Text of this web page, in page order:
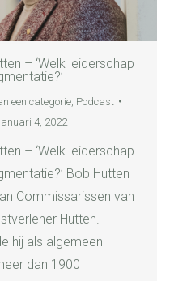
– ‘Welk leiderschap
een categorie Podcast
januari 4, 2022
– ‘Welk leiderschap
Bob Hutten
Commissarissen van
Hutten.
hij als algemeen
dan 1900